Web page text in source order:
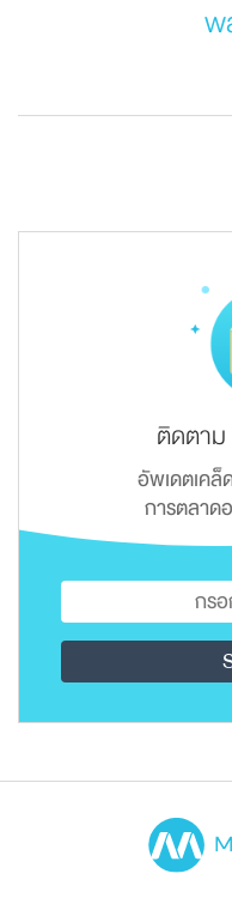
ติดตาม
อัพเดตเคล็
การตลาด